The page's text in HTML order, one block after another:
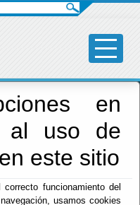
en
al uso de
este sitio
funcionamiento del
usamos cookies